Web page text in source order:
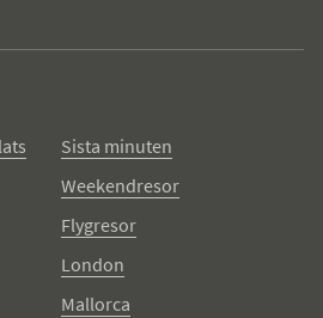
Sista minuten
Weekendresor
Flygresor
London
Mallorca